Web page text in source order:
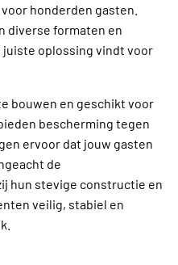
honderden gasten.
diverse formaten en
oplossing vindt voor
bouwen en geschikt voor
bescherming tegen
ervoor dat jouw gasten
de
hun stevige constructie en
veilig, stabiel en